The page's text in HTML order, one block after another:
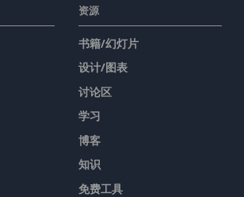
资源
书籍/幻灯片
设计/图表
讨论区
学习
博客
知识
免费工具